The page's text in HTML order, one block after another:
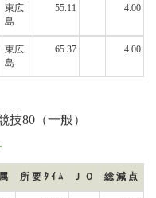
東広
島
55.11 4.00
東広
島
65.37 4.00
80（一般）
所要ﾀｲﾑ ＪＯ 総減点